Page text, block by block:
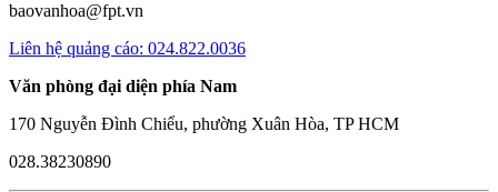
baovanhoa@fpt.vn
Liên hệ quảng cáo: 024.822.0036
Văn phòng đại diện phía Nam
170 Nguyễn Đình Chiểu, phường Xuân Hòa, TP HCM
028.38230890